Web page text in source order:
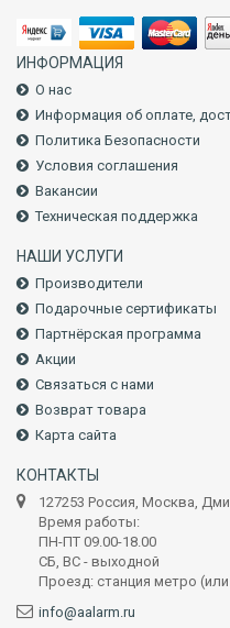
ИНФОРМАЦИЯ
О нас
Информация об оплате,
Политика Безопасности
Условия соглашения
Вакансии
Техническая поддержка
НАШИ УСЛУГИ
Производители
Подарочные сертификаты
Партнёрская программа
Акции
Связаться с нами
Возврат товара
Карта сайта
КОНТАКТЫ
127253 Россия, Москва,
Время работы:
ПН-ПТ 09.00-18.00
СБ, ВС - выходной
Проезд: станция метро
info@aalarm.ru